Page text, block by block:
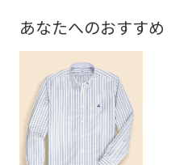
あなたへのおすすめ